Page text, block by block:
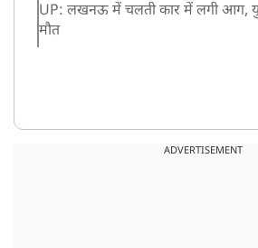
UP: लखनऊ में चलती कार में लगी आग,
मौत
ADVERTISEMENT